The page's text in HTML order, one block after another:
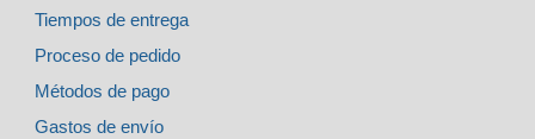
Tiempos de entrega
Proceso de pedido
Métodos de pago
Gastos de envío